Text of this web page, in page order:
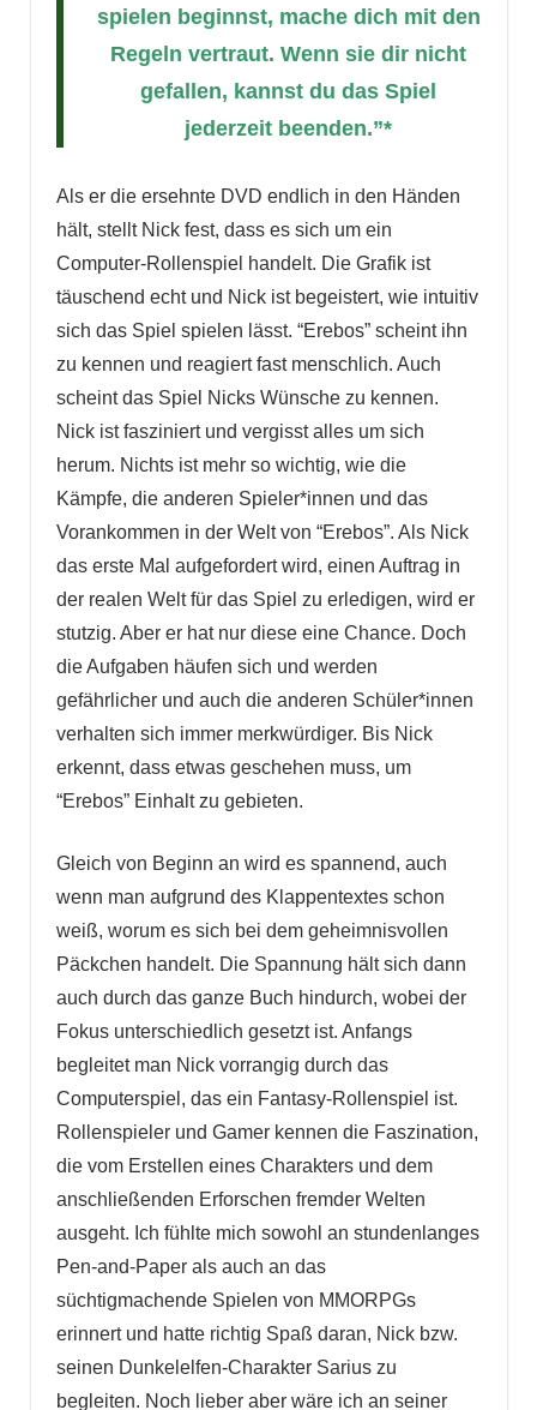
spielen beginnst, mache dich mit den
Regeln vertraut. Wenn sie dir nicht
gefallen, kannst du das Spiel
jederzeit beenden.”*
Als er die ersehnte DVD endlich in den Händen
hält, stellt Nick fest, dass es sich um ein
Computer-Rollenspiel handelt. Die Grafik ist
täuschend echt und Nick ist begeistert, wie intuitiv
sich das Spiel spielen lässt. “Erebos” scheint ihn
zu kennen und reagiert fast menschlich. Auch
scheint das Spiel Nicks Wünsche zu kennen.
Nick ist fasziniert und vergisst alles um sich
herum. Nichts ist mehr so wichtig, wie die
Kämpfe, die anderen Spieler*innen und das
Vorankommen in der Welt von “Erebos”. Als Nick
das erste Mal aufgefordert wird, einen Auftrag in
der realen Welt für das Spiel zu erledigen, wird er
stutzig. Aber er hat nur diese eine Chance. Doch
die Aufgaben häufen sich und werden
gefährlicher und auch die anderen Schüler*innen
verhalten sich immer merkwürdiger. Bis Nick
erkennt, dass etwas geschehen muss, um
“Erebos” Einhalt zu gebieten.
Gleich von Beginn an wird es spannend, auch
wenn man aufgrund des Klappentextes schon
weiß, worum es sich bei dem geheimnisvollen
Päckchen handelt. Die Spannung hält sich dann
auch durch das ganze Buch hindurch, wobei der
Fokus unterschiedlich gesetzt ist. Anfangs
begleitet man Nick vorrangig durch das
Computerspiel, das ein Fantasy-Rollenspiel ist.
Rollenspieler und Gamer kennen die Faszination,
die vom Erstellen eines Charakters und dem
anschließenden Erforschen fremder Welten
ausgeht. Ich fühlte mich sowohl an stundenlanges
Pen-and-Paper als auch an das
süchtigmachende Spielen von MMORPGs
erinnert und hatte richtig Spaß daran, Nick bzw.
seinen Dunkelelfen-Charakter Sarius zu
begleiten. Noch lieber aber wäre ich an seiner